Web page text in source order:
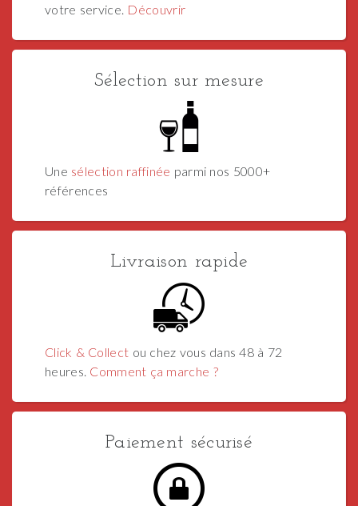
votre service. Découvrir
Sélection sur mesure
Une sélection raffinée parmi nos 5000+
références
Livraison rapide
Click & Collect ou chez vous dans 48 à 72
heures. Comment ça marche ?
Paiement sécurisé